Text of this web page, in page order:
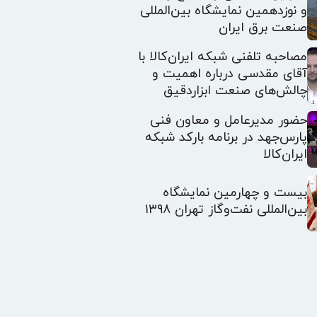
و نوزدهمین نمایشگاه بین‌المللی
صنعت برق ایران
مصاحبه تلفنی شبکه ایران‌کالا با
آقای مقدسی درباره اهمیت و
چالش‌های صنعت ابزار‌دقیق
حضور مدیرعامل و معاون فنی
پارس‌جهد در برنامه بارکد شبکه
ایران‌کالا
بیست و چهارمین نمایشگاه
بین‌المللی نفت‌وگاز تهران ۱۳۹۸